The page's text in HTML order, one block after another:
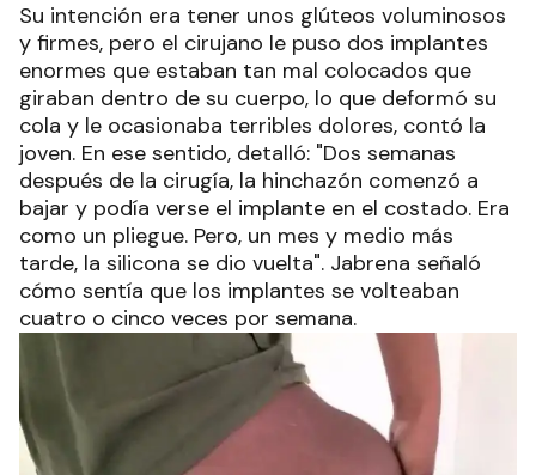
Su intención era tener unos glúteos voluminosos
y firmes, pero el cirujano le puso dos implantes
enormes que estaban tan mal colocados que
giraban dentro de su cuerpo, lo que deformó su
cola y le ocasionaba terribles dolores, contó la
joven. En ese sentido, detalló: "Dos semanas
después de la cirugía, la hinchazón comenzó a
bajar y podía verse el implante en el costado. Era
como un pliegue. Pero, un mes y medio más
tarde, la silicona se dio vuelta". Jabrena señaló
cómo sentía que los implantes se volteaban
cuatro o cinco veces por semana.